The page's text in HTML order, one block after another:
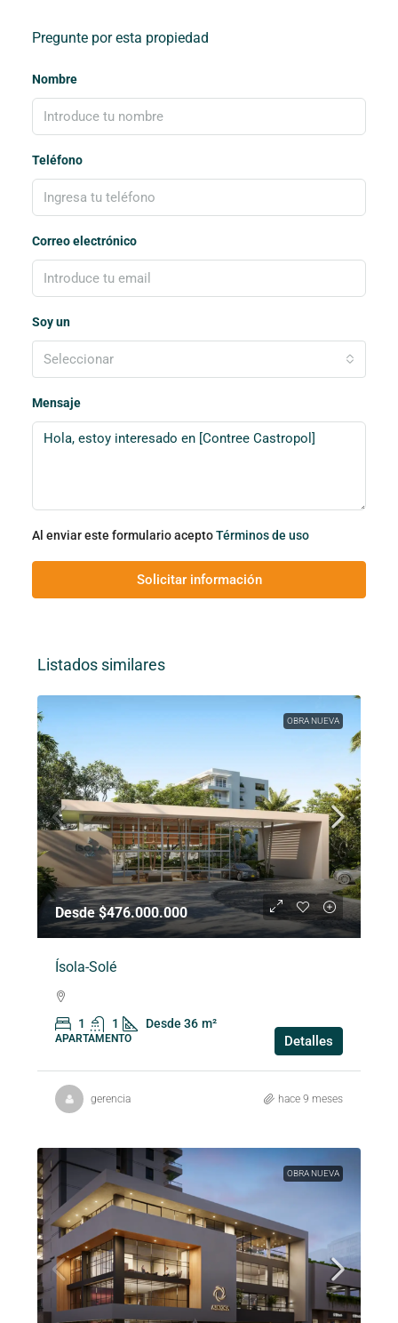
Pregunte por esta propiedad
Nombre
Teléfono
Correo electrónico
Soy un
Seleccionar
Mensaje
Al enviar este formulario aceptoTérminos de uso
Solicitar información
Listados similares
OBRA NUEVA
Desde $476.000.000
Ísola-Solé
1 1 Desde 36 m²
APARTAMENTO Detalles
gerencia hace 9 meses
OBRA NUEVA